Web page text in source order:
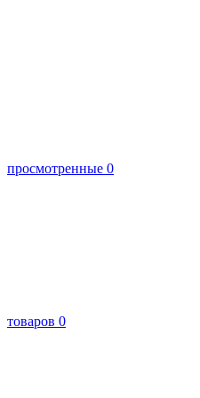
просмотренные 0
товаров 0